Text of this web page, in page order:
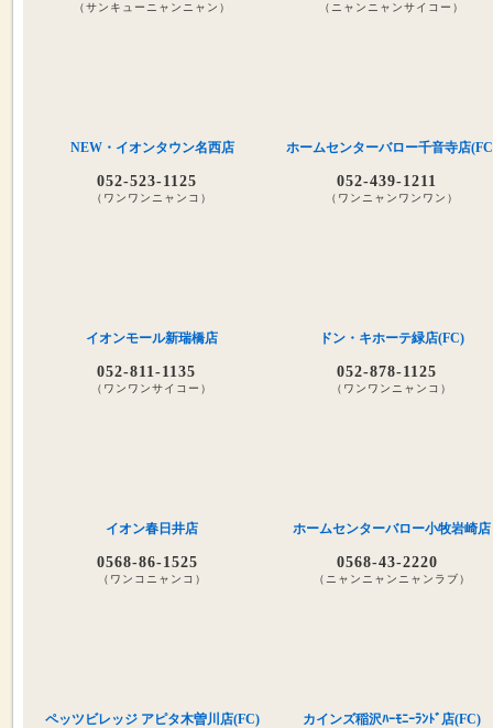
（サンキューニャンニャン） （ニャンニャンサイコー）
NEW・イオンタウン名西店
052-523-1125
（ワンワンニャンコ）
ホームセンターバロー千音寺店
052-439-1211
（ワンニャンワンワン）
イオンモール新瑞橋店
052-811-1135
（ワンワンサイコー）
ドン・キホーテ緑店(FC)
052-878-1125
（ワンワンニャンコ）
イオン春日井店
0568-86-1525
（ワンコニャンコ）
ホームセンターバロー小牧岩崎店
0568-43-2220
（ニャンニャンニャンラブ）
ペッツビレッジ アピタ木曽川店(FC) カインズ稲沢ﾊｰﾓﾆｰﾗﾝﾄﾞ店(FC)